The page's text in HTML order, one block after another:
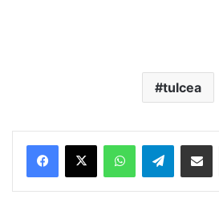
tulcea
Telegram